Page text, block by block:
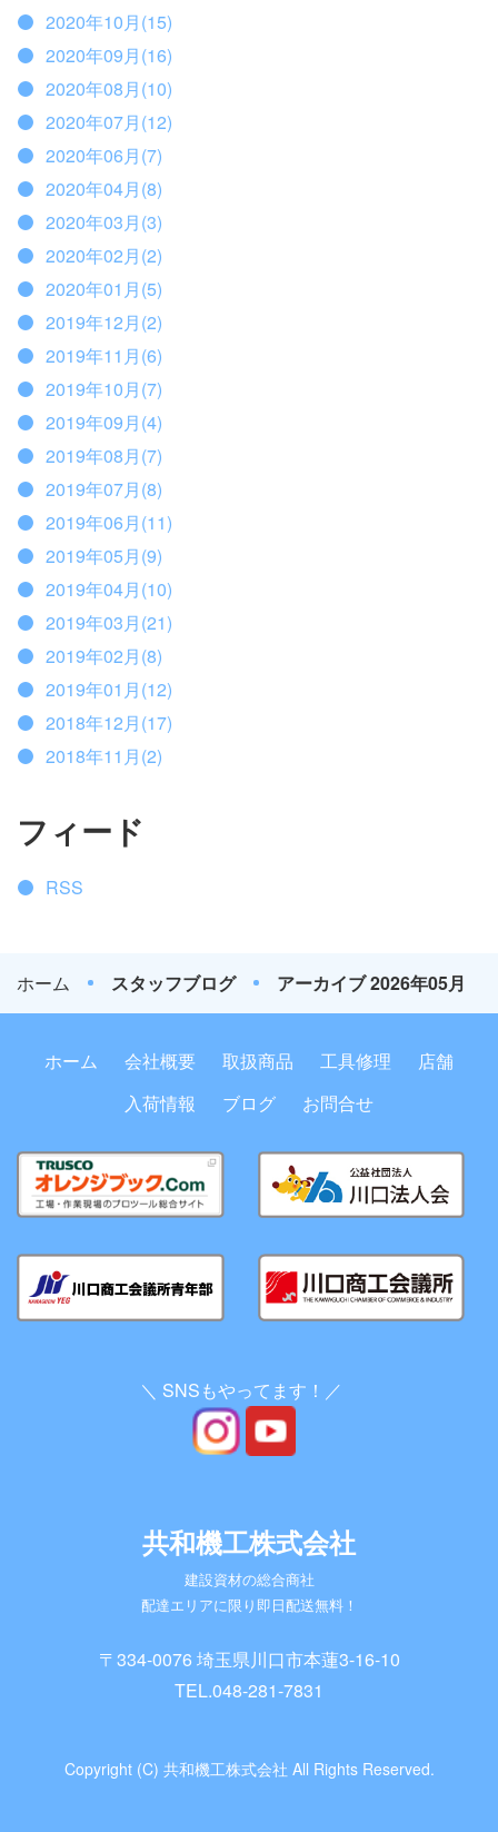
2020年10月(15)
2020年09月(16)
2020年08月(10)
2020年07月(12)
2020年06月(7)
2020年04月(8)
2020年03月(3)
2020年02月(2)
2020年01月(5)
2019年12月(2)
2019年11月(6)
2019年10月(7)
2019年09月(4)
2019年08月(7)
2019年07月(8)
2019年06月(11)
2019年05月(9)
2019年04月(10)
2019年03月(21)
2019年02月(8)
2019年01月(12)
2018年12月(17)
2018年11月(2)
フィード
RSS
ホーム スタッフブログ アーカイブ 2026年05月
ホーム 会社概要 取扱商品 工具修理
店舗
入荷情報
ブログ お問合せ
＼ SNSもやってます！／
共和機工株式会社
建設資材の総合商社
配達エリアに限り即日配送無料！
〒334-0076 埼玉県川口市本蓮3-16-10
TEL.048-281-7831
Copyright (C) 共和機工株式会社 All Rights Reserved.